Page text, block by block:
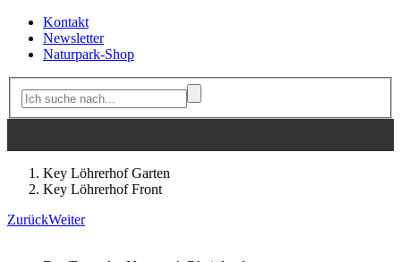
Kontakt
Newsletter
Naturpark-Shop
Key Löhrerhof Garten
Key Löhrerhof Front
ZurückWeiter